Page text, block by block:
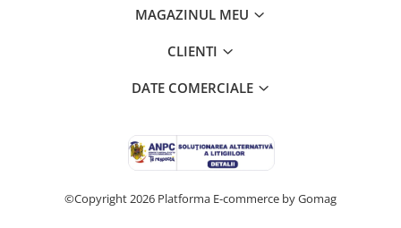
MAGAZINUL MEU
CLIENTI
DATE COMERCIALE
©Copyright 2026 Platforma E-commerce by Gomag